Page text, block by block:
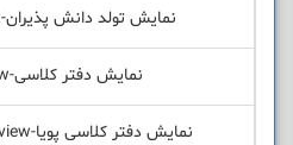
نمایش تولد دانش پذیران-birthdaystudent
نمایش دفتر کلاسی-classlistview
نمایش دفتر کلاسی پویا-classlistadvancedview